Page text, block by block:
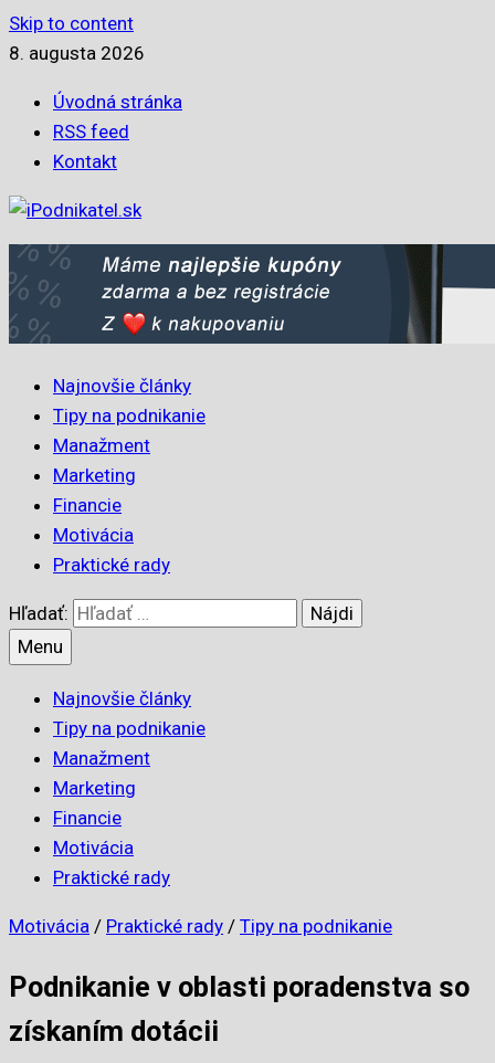
Skip to content
8. augusta 2026
Úvodná stránka
RSS feed
Kontakt
Najnovšie články
Tipy na podnikanie
Manažment
Marketing
Financie
Motivácia
Praktické rady
Hľadať:
Menu
Najnovšie články
Tipy na podnikanie
Manažment
Marketing
Financie
Motivácia
Praktické rady
Motivácia / Praktické rady / Tipy na podnikanie
Podnikanie v oblasti poradenstva so
získaním dotácii